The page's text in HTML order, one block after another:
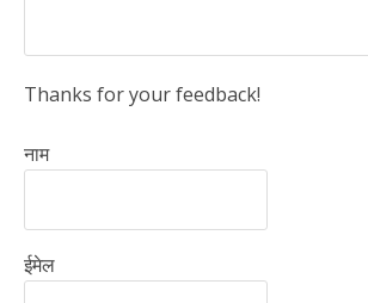
Thanks for your feedback!
नाम
ईमेल